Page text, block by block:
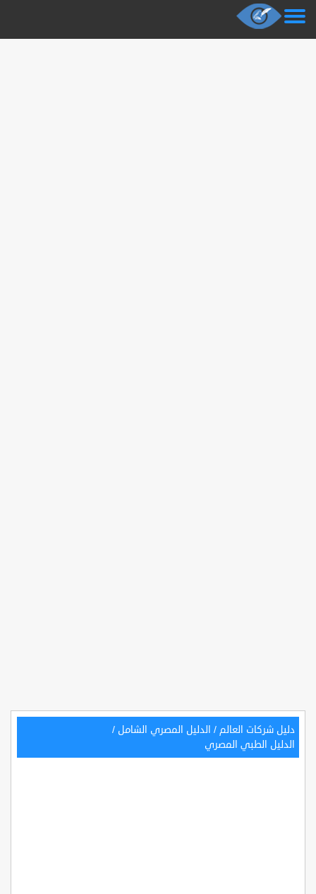
دليل شركات العالم / الدليل المصري الشامل /
الدليل الطبي المصري